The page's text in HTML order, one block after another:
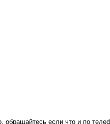
обращайтесь если что и по